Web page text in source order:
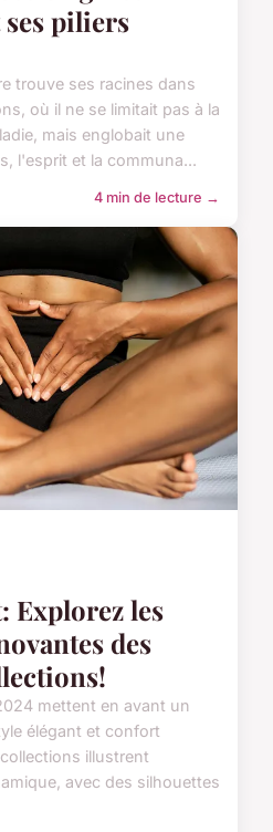
piliers
trouve ses racines dans
où il ne se limitait pas à la
mais englobait une
l'esprit et la communa...
4 min de lecture →
Explorez les
des
mettent en avant un
élégant et confort
illustrent
avec des silhouettes